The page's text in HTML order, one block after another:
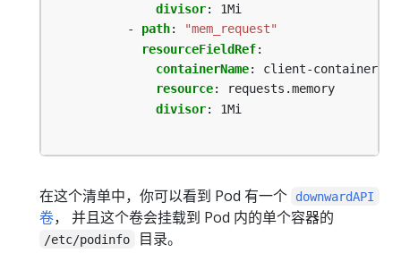
divisor:
1Mi
- path:
"mem_request"
resourceFieldRef:
containerName:
client-container
resource:
requests.memory
divisor: 1Mi
在这个清单中，你可以看到 Pod 有一个 downwardAPI
卷， 并且这个卷会挂载到 Pod 内的单个容器的
/etc/podinfo
目录。